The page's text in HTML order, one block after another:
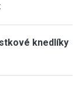
knedlíky